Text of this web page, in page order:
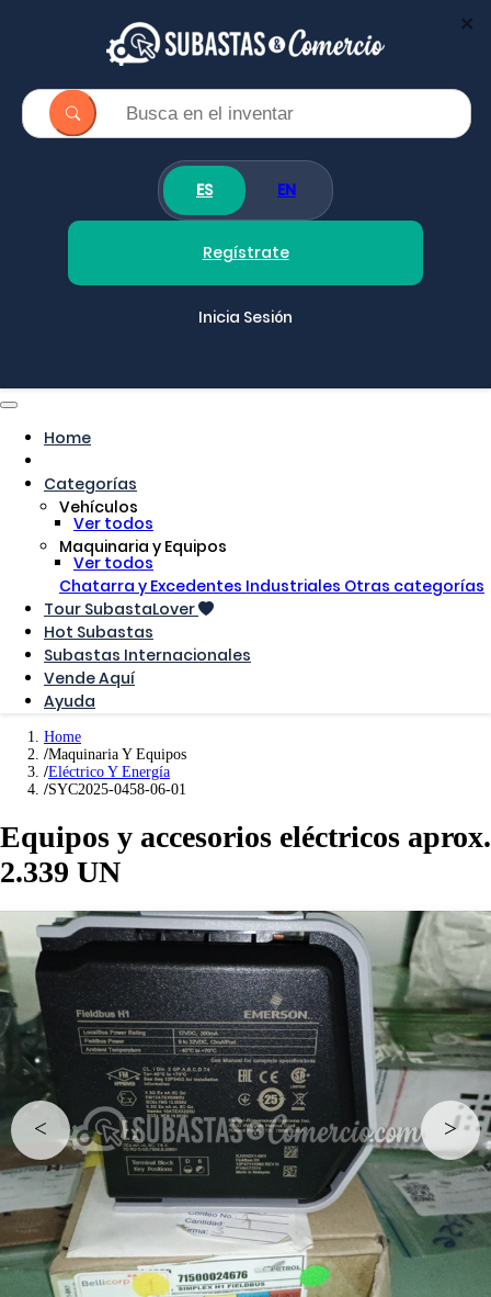
ES EN
Regístrate
Inicia Sesión
Home
Categorías
Vehículos
Ver todos
Maquinaria y Equipos
Ver todos
Chatarra y Excedentes Industriales Otras categorías
Tour SubastaLover
Hot Subastas
Subastas Internacionales
Vende Aquí
Ayuda
Home
Maquinaria Y Equipos
Eléctrico Y Energía
SYC2025-0458-06-01
Equipos y accesorios eléctricos aprox.
2.339 UN
< >
×